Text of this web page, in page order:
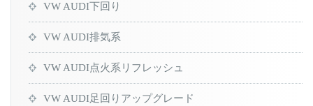
VW AUDI下回り
VW AUDI排気系
VW AUDI点火系リフレッシュ
VW AUDI足回りアップグレード